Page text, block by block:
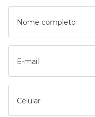
Nome completo
E-mail
Celular